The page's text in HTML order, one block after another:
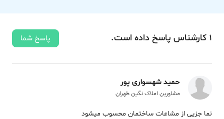
1 کارشناس پاسخ داده‌ است. پاسخ شما
حمید شهسواری پور
مشاورین املاک نگین طهران
نما جزیی از مشاعات ساختمان محسوب میشود